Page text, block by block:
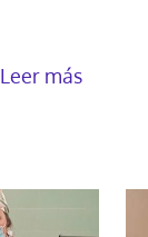
Leer más